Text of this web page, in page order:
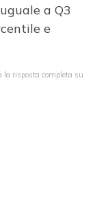
a Q3
e
la risposta completa su